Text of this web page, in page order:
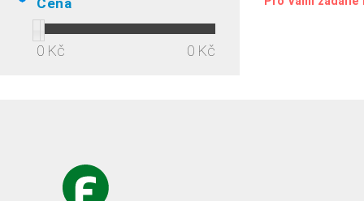
Cena
0 Kč 0 Kč